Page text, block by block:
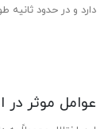
دارد و در حدود ثانیه
عوامل موثر در